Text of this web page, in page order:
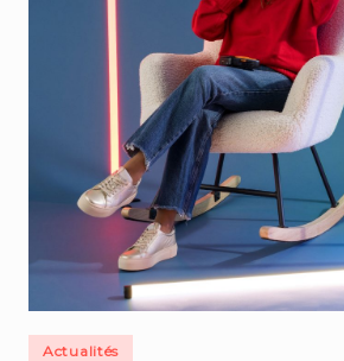
Posted
Actualités